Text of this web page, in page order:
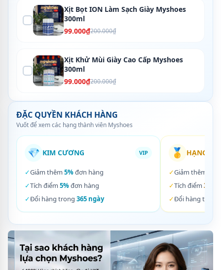
Xịt Bọt ION Làm Sạch Giày Myshoes
300ml
99.000₫200.000₫
Xịt Khử Mùi Giày Cao Cấp Myshoes
300ml
99.000₫200.000₫
ĐẶC QUYỀN KHÁCH HÀNG
Vuốt để xem các hạng thành viên Myshoes
💎 KIM CƯƠNG VIP
✓Giảm thêm 5%đơn hàng
✓Tích điểm 5%đơn hàng
✓Đổi hàng trong 365 ngày
🥇 HẠNG
✓Giảm thêm
✓Tích điểm 3%
✓Đổi hàng trong